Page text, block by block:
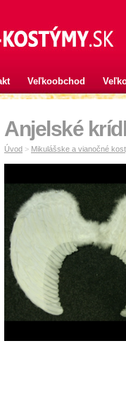
Veľkoobchod
Anjelské
Úvod > Mikulášske a vianočné